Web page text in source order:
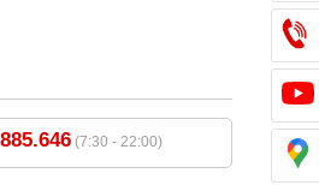
(7:30 - 22:00)